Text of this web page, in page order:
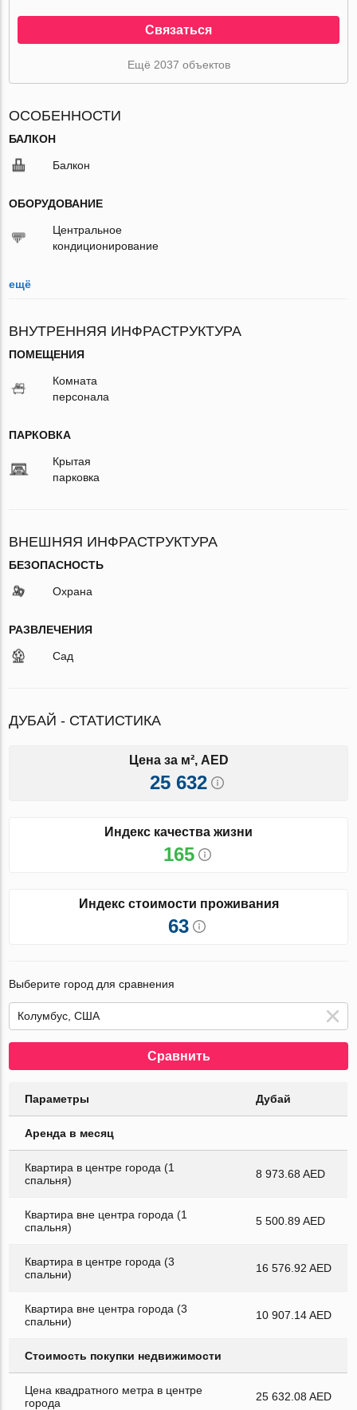
Связаться
Ещё 2037 объектов
ОСОБЕННОСТИ
БАЛКОН
Балкон
ОБОРУДОВАНИЕ
Центральное
кондиционирование
ещё
ВНУТРЕННЯЯ ИНФРАСТРУКТУРА
ПОМЕЩЕНИЯ
Комната
персонала
ПАРКОВКА
Крытая
парковка
ВНЕШНЯЯ ИНФРАСТРУКТУРА
БЕЗОПАСНОСТЬ
Охрана
РАЗВЛЕЧЕНИЯ
Сад
ДУБАЙ - СТАТИСТИКА
Цена за м², AED
25 632
Индекс качества жизни
165
Индекс стоимости проживания
63
Выберите город для сравнения
Сравнить
Параметры Дубай
Аренда в месяц
Квартира в центре города (1
спальня)
8 973.68 AED
Квартира вне центра города (1
спальня)
5 500.89 AED
Квартира в центре города (3
спальни)
16 576.92 AED
Квартира вне центра города (3
спальни)
10 907.14 AED
Стоимость покупки недвижимости
Цена квадратного метра в центре
города
25 632.08 AED